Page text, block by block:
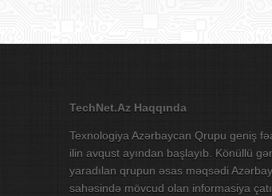
TechNet.Az Haqqında
Texnologiya Azərbaycan Qrupu geniş
ilin avqust ayından başlayıb. Könüllü
yaradılan qrupun əsas məqsədi
sahəsində mövcud olan informasiya